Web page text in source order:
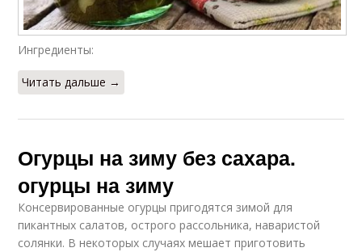
Ингредиенты:
Читать дальше →
Огурцы на зиму без сахара.
огурцы на зиму
Консервированные огурцы пригодятся зимой для
пикантных салатов, острого рассольника, наваристой
солянки. В некоторых случаях мешает приготовить